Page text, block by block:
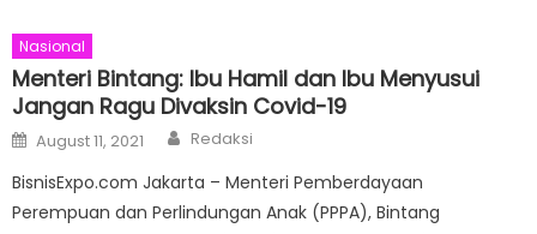
Nasional
Menteri Bintang: Ibu Hamil dan Ibu Menyusui
Jangan Ragu Divaksin Covid-19
Posted
on
August 11, 2021 Author
Redaksi
BisnisExpo.com Jakarta – Menteri Pemberdayaan
Perempuan dan Perlindungan Anak (PPPA), Bintang